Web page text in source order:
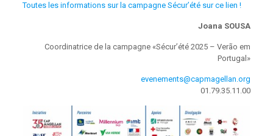
Toutes les informations sur la campagne Sécur’été sur ce lien !
Joana SOUSA
Coordinatrice de la campagne «Sécur’été 2025 – Verão em
Portugal»
evenements@capmagellan.org
01.79.35.11.00